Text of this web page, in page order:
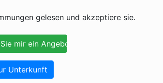
gelesen und akzeptiere sie.
Unterkunft